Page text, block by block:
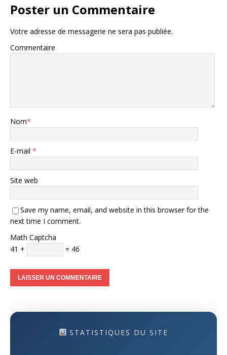
Poster un Commentaire
Votre adresse de messagerie ne sera pas publiée.
Commentaire
Nom*
E-mail *
Site web
Save my name, email, and website in this browser for the
next time I comment.
Math Captcha
41 +
= 46
STATISTIQUES DU SITE